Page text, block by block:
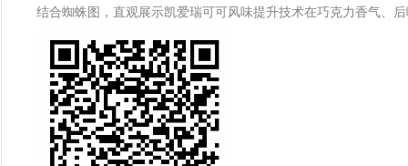
结合蜘蛛图，直观展示凯爱瑞可可风味提升技术在巧克力香气、